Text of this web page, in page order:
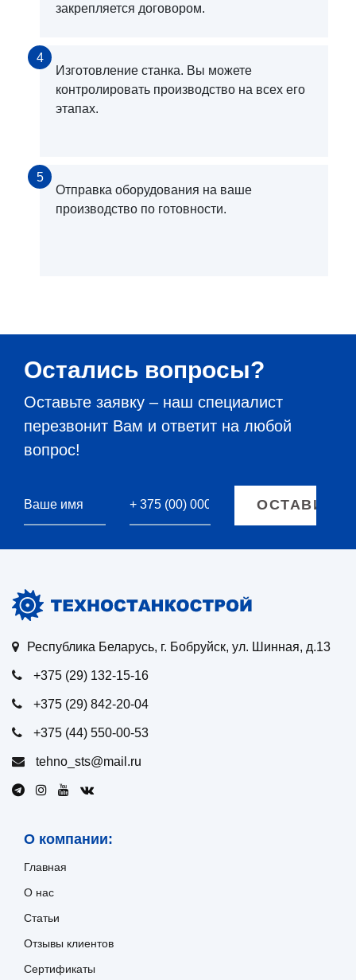
закрепляется договором.
4
Изготовление станка. Вы можете
контролировать производство на всех его
этапах.
5
Отправка оборудования на ваше
производство по готовности.
Остались вопросы?
Оставьте заявку – наш специалист
перезвонит Вам и ответит на любой
вопрос!
Республика Беларусь, г. Бобруйск, ул. Шинная, д.13
+375 (29) 132-15-16
+375 (29) 842-20-04
+375 (44) 550-00-53
tehno_sts@mail.ru
О компании:
Главная
О нас
Статьи
Отзывы клиентов
Сертификаты